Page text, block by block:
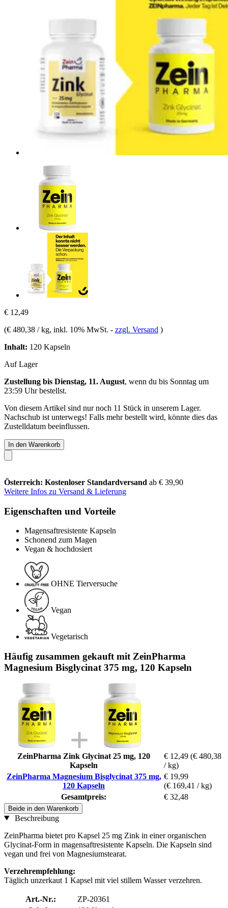
€ 12,49
(€ 480,38 / kg, inkl. 10% MwSt. - zzgl. Versand )
Inhalt: 120 Kapseln
Auf Lager
Zustellung bis Dienstag, 11. August, wenn du bis Sonntag um
23:59 Uhrbestellst.
Von diesem Artikel sind nur noch 11 Stück in unserem Lager.
Nachschub ist unterwegs! Falls mehr bestellt wird, könnte dies das
Zustelldatum beeinflussen.
In den Warenkorb
Österreich: Kostenloser Standardversand ab € 39,90
Weitere Infos zu Versand & Lieferung
Eigenschaften und Vorteile
Magensaftresistente Kapseln
Schonend zum Magen
Vegan & hochdosiert
OHNE Tierversuche
Vegan
Vegetarisch
Häufig zusammen gekauft mit ZeinPharma
Magnesium Bisglycinat 375 mg, 120 Kapseln
ZeinPharma Zink Glycinat 25 mg, 120
Kapseln
€ 12,49 (€ 480,38
/ kg)
ZeinPharma Magnesium Bisglycinat 375 mg,
120 Kapseln
€ 19,99
(€ 169,41 / kg)
Gesamtpreis:
€ 32,48
Beide in den Warenkorb
Beschreibung
ZeinPharma bietet pro Kapsel 25 mg Zink in einer organischen
Glycinat-Form in magensaftresistente Kapseln. Die Kapseln sind
vegan und frei von Magnesiumstearat.
Verzehrempfehlung:
Täglich unzerkaut 1 Kapsel mit viel stillem Wasser verzehren.
Art.-Nr.:
ZP-20361